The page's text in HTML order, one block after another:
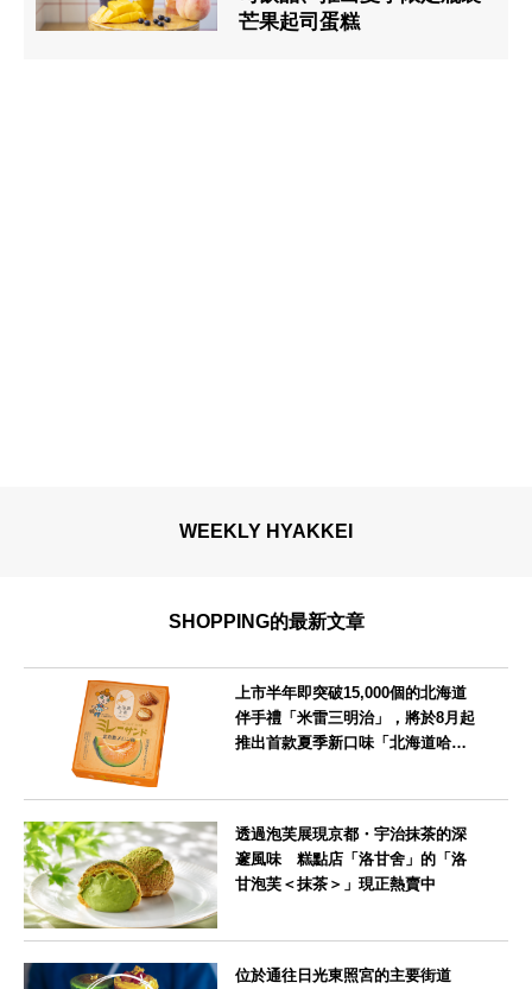
芒果起司蛋糕
WEEKLY HYAKKEI
SHOPPING的最新文章
上市半年即突破15,000個的北海道
伴手禮「米雷三明治」，將於8月起
推出首款夏季新口味「北海道哈密
透過泡芙展現京都・宇治抹茶的深
邃風味 糕點店「洛甘舍」的「洛
甘泡芙＜抹茶＞」現正熱賣中
位於通往日光東照宮的主要街道